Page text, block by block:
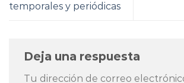
temporales y periódicas
Deja una respuesta
Tu dirección de correo